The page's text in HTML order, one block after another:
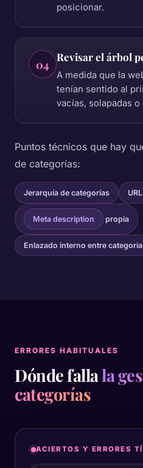
posicionar.
04 Revisar el árbol
A medida que la
tenían sentido al
vacías, solapadas
Puntos técnicos que hay
de categorías:
Jerarquía de categorías
Meta description propia
Enlazado interno entre
ERRORES HABITUALES
Dónde fallala
categorías
ACIERTOS Y ERRORES